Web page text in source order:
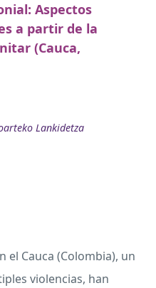
Aspectos
a partir de la
(Cauca,
Lankidetza
el Cauca (Colombia), un
violencias, han